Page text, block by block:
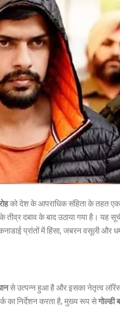
को देश के आपराधिक संहिता के तहत एक
तीव्र दबाव के बाद उठाया गया है। यह
प्रांतों में हिंसा, जबरन वसूली और
से उत्पन्न हुआ है और इसका नेतृत्व
का निर्देशन करता है, मुख्य रूप सेगोल्डी